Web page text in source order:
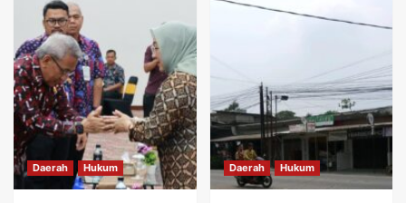
Daerah Hukum Daerah Hukum